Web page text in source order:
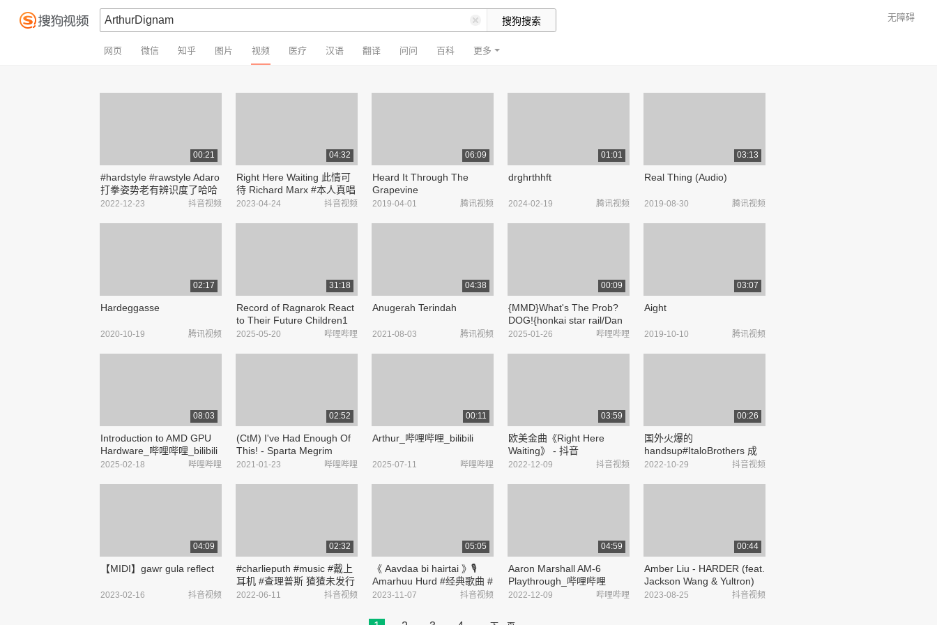
网页 微信 知乎 图片 视频 医疗 汉语 翻译 问问 百科 更多
无障碍
00:21
#hardstyle #rawstyle Adaro
打拳姿势老有辨识度了哈哈
😄 - 抖音
抖音视频
2022-12-23
04:32
Right Here Waiting 此情可
待 Richard Marx #本人真唱
#满分翻唱 - 抖音
抖音视频
2023-04-24
06:09
Heard It Through The
Grapevine
腾讯视频
2019-04-01
01:01
drghrthhft
腾讯视频
2024-02-19
03:13
Real Thing (Audio)
腾讯视频
2019-08-30
02:17
Hardeggasse
腾讯视频
2020-10-19
31:18
Record of Ragnarok React
to Their Future Children1
Castorice as Hades's哔哩哔哩
2025-05-20
04:38
Anugerah Terindah
腾讯视频
2021-08-03
00:09
{MMD}What's The Prob?
DOG!{honkai star rail/Dan
Heng, Blade}_哔哩哔哩哔哩哔哩
2025-01-26
03:07
Aight
腾讯视频
2019-10-10
08:03
Introduction to AMD GPU
Hardware_哔哩哔哩_bilibili
哔哩哔哩
2025-02-18
02:52
(CtM) I've Had Enough Of
This! - Sparta Megrim
Remix_哔哩哔哩_bilibili哔哩哔哩
2021-01-23
00:11
Arthur_哔哩哔哩_bilibili
哔哩哔哩
2025-07-11
03:59
欧美金曲《Right Here
Waiting》 - 抖音
抖音视频
2022-12-09
00:26
国外火爆的
handsup#ItaloBrothers 成
名曲《radio hardcore》 -
抖音视频
2022-10-29
04:09
【MIDI】gawr gula reflect
抖音视频
2023-02-16
02:32
#charlieputh #music #戴上
耳机 #查理普斯 猹猹未发行
单曲《Left & Right》抢先版
抖音视频
2022-06-11
05:05
《 Aavdaa bi hairtai 》🎙️
Amarhuu Hurd #经典歌曲 #
现场演唱 - 抖音
抖音视频
2023-11-07
04:59
Aaron Marshall AM-6
Playthrough_哔哩哔哩
_bilibili
哔哩哔哩
2022-12-09
00:44
Amber Liu - HARDER (feat.
Jackson Wang & Yultron)
drops on August 25th at抖音视频
2023-08-25